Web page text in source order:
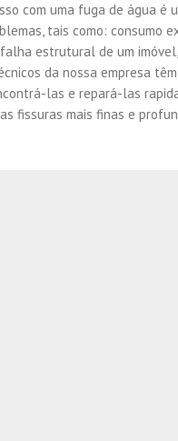
com uma fuga de água é
tais como: consumo
estrutural de um
da nossa empresa
las e repará-las
fissuras mais finas e